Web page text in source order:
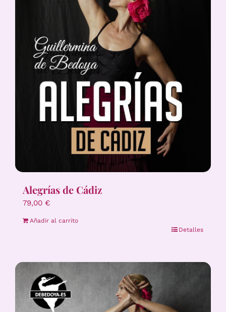
Alegrías de Cádiz
79,00 €
Añadir al carrito
Detalles